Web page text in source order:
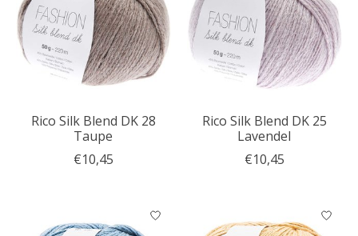
Rico Silk Blend DK 28
Taupe
€10,45
Rico Silk Blend DK 25
Lavendel
€10,45